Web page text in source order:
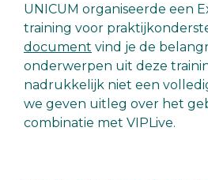
UNICUM organiseerde een
training voor
document vind je de
onderwerpen uit deze
nadrukkelijk niet een
we geven uitleg over het
combinatie met VIPLive.